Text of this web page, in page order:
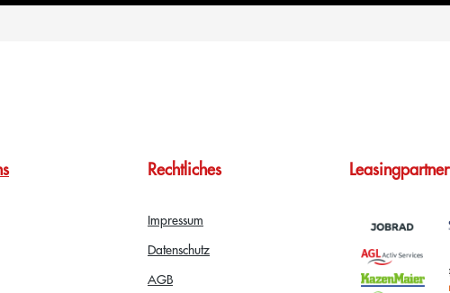
Rechtliches
Impressum
Datenschutz
AGB
Leasingpartner